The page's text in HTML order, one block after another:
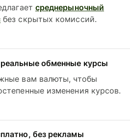
среднерыночный
без скрытых комиссий.
обменные курсы
вам валюты, чтобы
изменения курсов.
без рекламы